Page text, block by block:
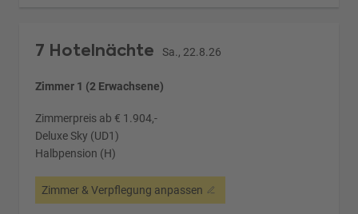
7 Hotelnächte Sa., 22.8.26
Zimmer 1 (2 Erwachsene)
Zimmerpreis ab € 1.904,-
Deluxe Sky (UD1)
Halbpension (H)
Zimmer & Verpflegung anpassen